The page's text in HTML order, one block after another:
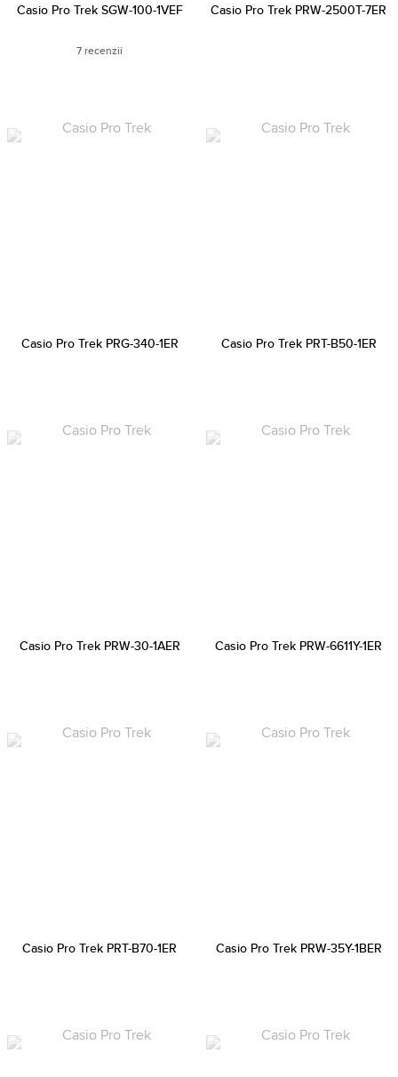
Casio Pro Trek SGW-100-1VEF
7 recenzii
Casio Pro Trek PRW-2500T-7ER
Casio Pro Trek PRG-340-1ER Casio Pro Trek PRT-B50-1ER
Casio Pro Trek PRW-30-1AER Casio Pro Trek PRW-6611Y-1ER
Casio Pro Trek PRT-B70-1ER Casio Pro Trek PRW-35Y-1BER